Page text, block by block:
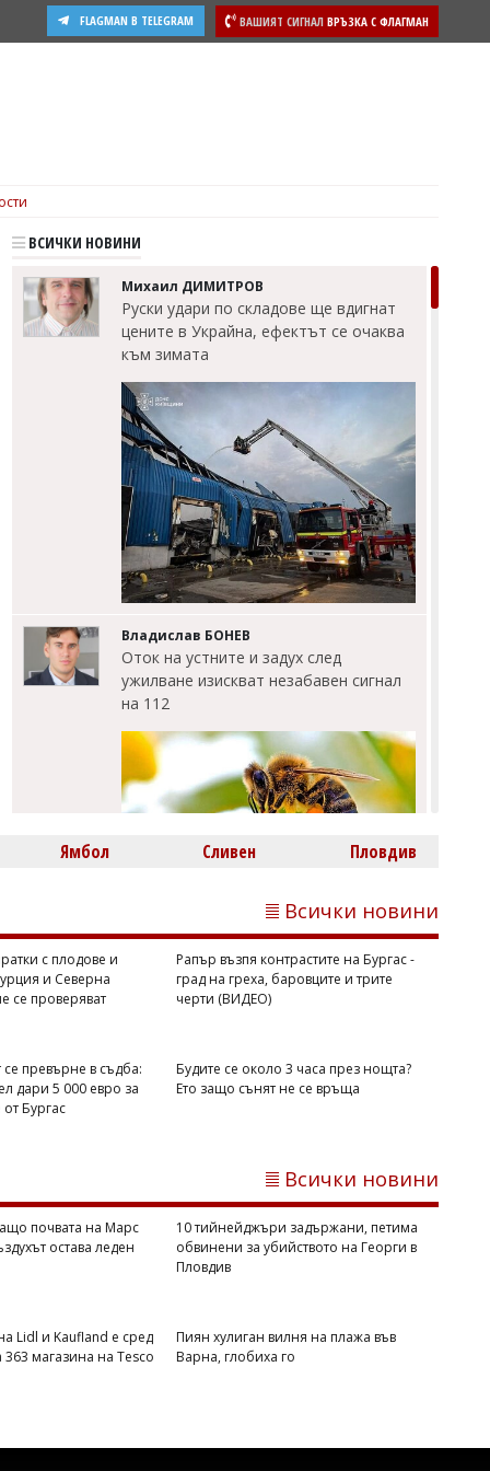
ВАШИЯТ СИГНАЛ ВРЪЗКА С ФЛАГМАН
FLAGMAN В TELEGRAM
ВСИЧКИ НОВИНИ
Михаил ДИМИТРОВ
Руски удари по складове ще вдигнат
цените в Украйна, ефектът се очаква
към зимата
Владислав БОНЕВ
Оток на устните и задух след
ужилване изискват незабавен сигнал
на 112
Михаил ДИМИТРОВ
ЦСКА изигра най-добрия си мач от
Ямбол Сливен Пловдив
Всички новини
с плодове и
и Северна
се проверяват
Рапър възпя контрастите на Бургас -
град на греха, баровците и трите
черти (ВИДЕО)
се превърне в съдба:
дари 5 000 евро за
Бургас
Будите се около 3 часа през нощта?
Ето защо сънят не се връща
Всички новини
почвата на Марс
остава леден
10 тийнейджъри задържани, петима
обвинени за убийството на Георги в
Пловдив
Lidl и Kaufland е сред
363 магазина на Tesco
Пиян хулиган вилня на плажа във
Варна, глобиха го